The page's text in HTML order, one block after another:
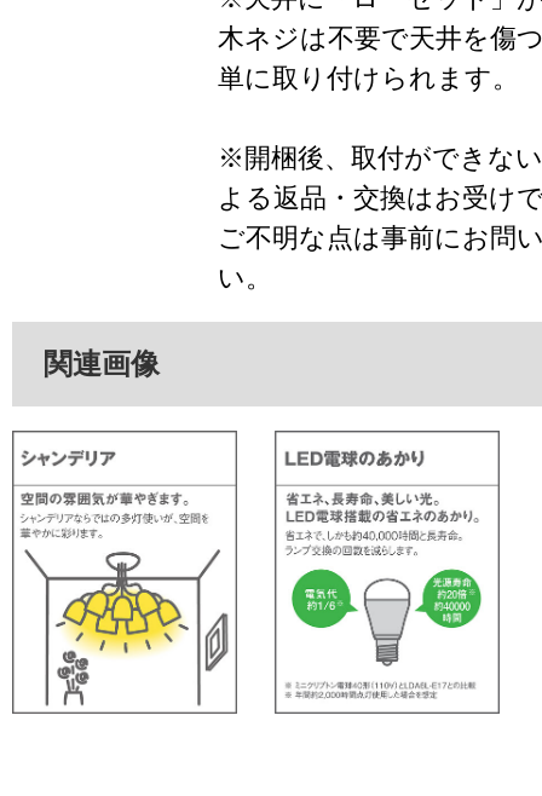
木ネジは不要で天井を傷
単に取り付けられます。
※開梱後、取付ができな
よる返品・交換はお受け
ご不明な点は事前にお問
い。
関連画像